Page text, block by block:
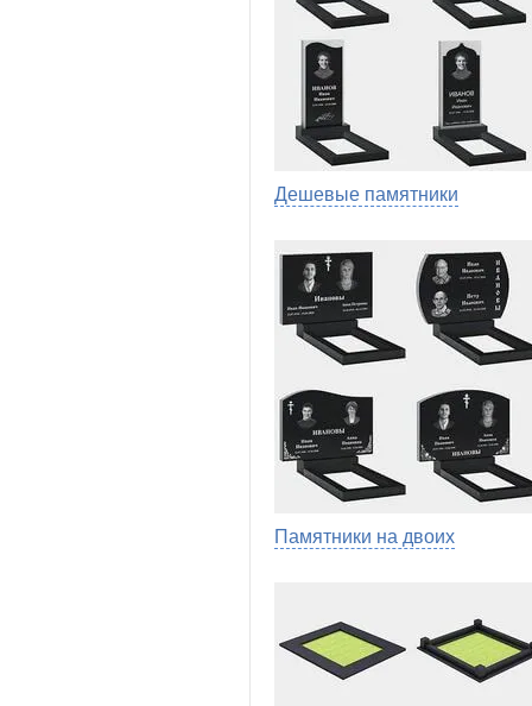
Дешевые памятники
Памятники на двоих